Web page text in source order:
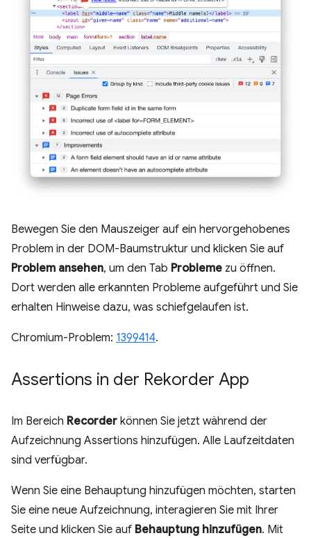
Bewegen Sie den Mauszeiger auf ein hervorgehobenes
Problem in der DOM-Baumstruktur und klicken Sie auf
Problem ansehen, um den Tab Probleme zu öffnen.
Dort werden alle erkannten Probleme aufgeführt und Sie
erhalten Hinweise dazu, was schiefgelaufen ist.
Chromium-Problem: 1399414.
Assertions in der Rekorder App
Im Bereich Recorder können Sie jetzt während der
Aufzeichnung Assertions hinzufügen. Alle Laufzeitdaten
sind verfügbar.
Wenn Sie eine Behauptung hinzufügen möchten, starten
Sie eine neue Aufzeichnung, interagieren Sie mit Ihrer
Seite und klicken Sie auf Behauptung hinzufügen. Mit